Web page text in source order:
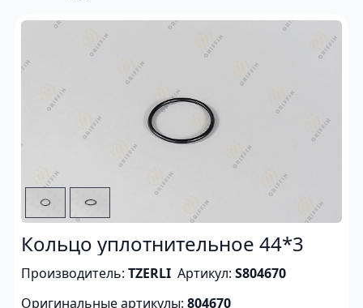
Кольцо уплотнительное 44*3
Производитель: TZERLI Артикул: S804670
Оригинальные артикулы: 804670